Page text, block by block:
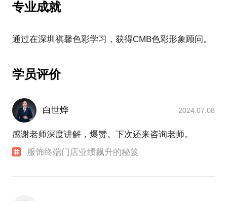
专业成就
学员评价
白世烨 2024.07.08
感谢老师深度讲解，爆赞。下次还来咨询老师。
服饰终端门店业绩飙升的秘笈